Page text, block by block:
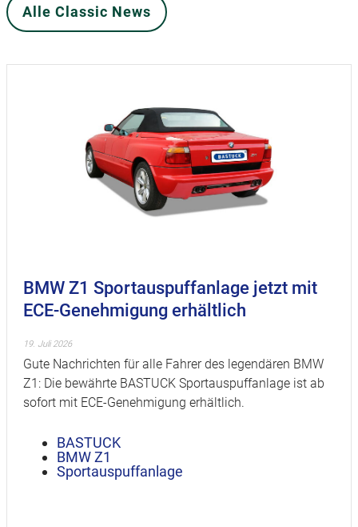
Alle Classic News
BMW Z1 Sportauspuffanlage jetzt mit
ECE-Genehmigung erhältlich
19. Juli 2026
Gute Nachrichten für alle Fahrer des legendären BMW
Z1: Die bewährte BASTUCK Sportauspuffanlage ist ab
sofort mit ECE-Genehmigung erhältlich.
BASTUCK
BMW Z1
Sportauspuffanlage